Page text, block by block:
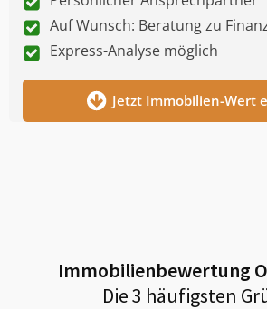
Auf Wunsch: Beratung zu
Express-Analyse möglich
Jetzt Immobilien-Wert
Immobilienbewertung
Die 3 häufigsten